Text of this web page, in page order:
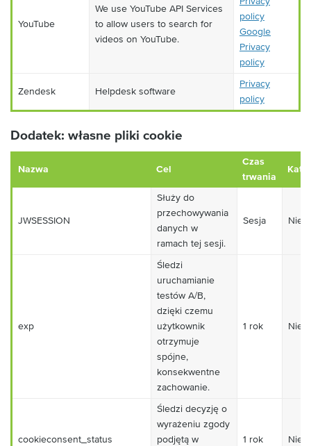
YouTube
We use YouTube API Services
to allow users to search for
videos on YouTube.
policy
Google
Privacy
policy
Zendesk Helpdesk software
Privacy
policy
Dodatek: własne pliki cookie
Nazwa Cel
Czas
trwania
JWSESSION
Służy do
przechowywania
danych w
ramach tej sesji.
Sesja
exp
Śledzi
uruchamianie
testów A/B,
dzięki czemu
użytkownik
otrzymuje
spójne,
konsekwentne
zachowanie.
1 rok
cookieconsent_status
Śledzi decyzję o
wyrażeniu zgody
podjętą w
1 rok